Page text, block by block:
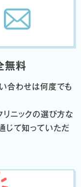
無料
合わせは何度でも
リニックの選び方な
じて知っていただ